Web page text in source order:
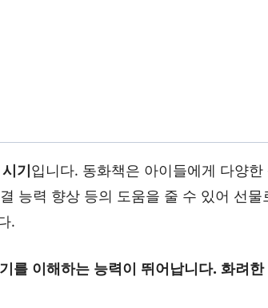
기입니다. 동화책은 아이들에게 다양한
능력 향상 등의 도움을 줄 수 있어 선물
.
를 이해하는 능력이 뛰어납니다. 화려한